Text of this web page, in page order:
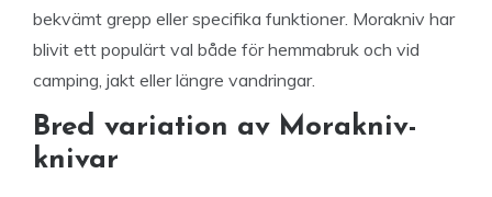
bekvämt grepp eller specifika funktioner. Morakniv har
blivit ett populärt val både för hemmabruk och vid
camping, jakt eller längre vandringar.
Bred variation av Morakniv-
knivar